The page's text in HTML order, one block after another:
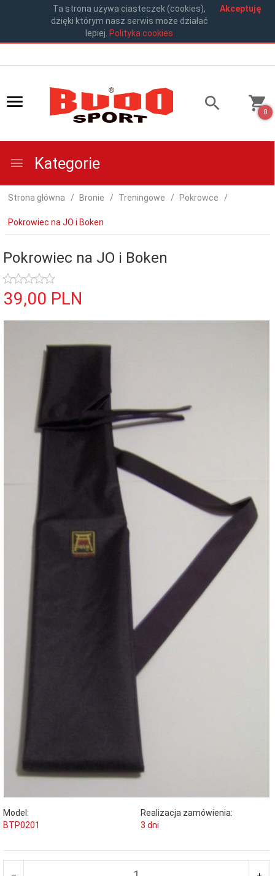
Ta strona używa ciasteczek (cookies),
dzięki którym nasz serwis może działać
lepiej. Polityka cookies
Akceptuję
0
Kategorie
Strona główna Bronie Treningowe Pokrowce
Pokrowiec na JO i Boken
Pokrowiec na JO i Boken
39,00 PLN
Model:
BTP0201
Realizacja zamówienia:
3 dni